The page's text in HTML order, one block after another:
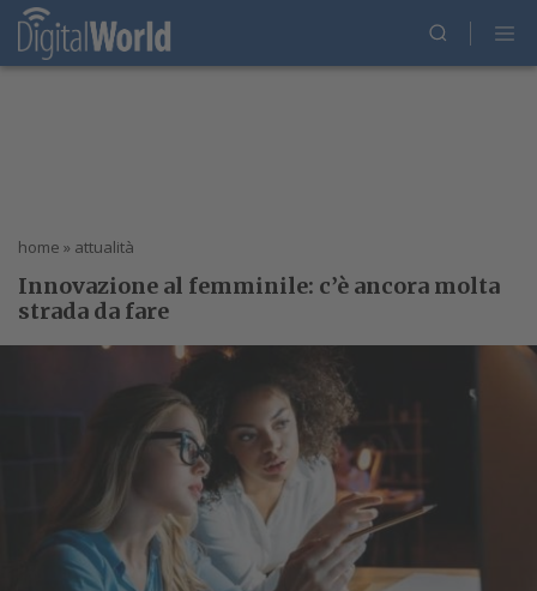
home » attualità
Innovazione al femminile: c’è ancora molta
strada da fare